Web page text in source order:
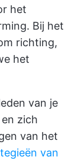
het
Bij het
richting,
het
van je
zich
van het
van